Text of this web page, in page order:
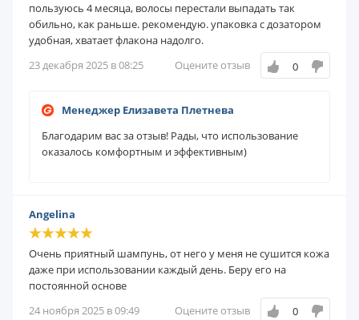
пользуюсь 4 месяца, волосы перестали выпадать так
обильно, как раньше. рекомендую. упаковка с дозатором
удобная, хватает флакона надолго.
23 декабря 2025 в 08:25
Оцените отзыв 0
Менеджер Елизавета Плетнева
Благодарим вас за отзыв! Рады, что использование
оказалось комфортным и эффективным)
Angelina
Очень приятный шампунь, от него у меня не сушится кожа
даже при использовании каждый день. Беру его на
постоянной основе
24 ноября 2025 в 09:49
Оцените отзыв 0